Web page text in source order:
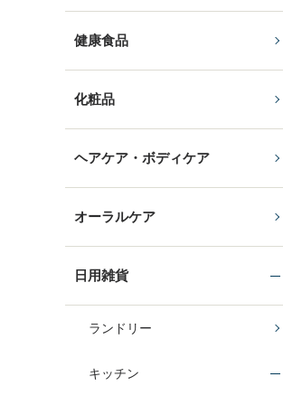
健康食品
化粧品
ヘアケア・ボディケア
オーラルケア
日用雑貨
ランドリー
キッチン